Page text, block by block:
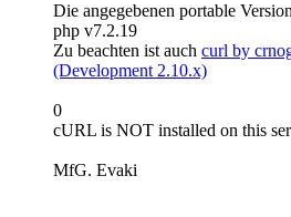
Die angegebenen portable
php v7.2.19
Zu beachten ist auch curl by
(Development 2.10.x)
0
cURL is NOT installed on this
MfG. Evaki